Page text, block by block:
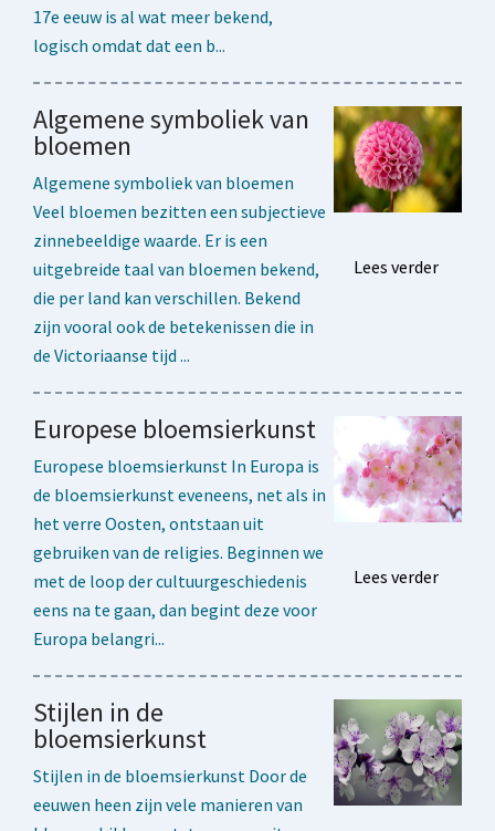
17e eeuw is al wat meer bekend,
logisch omdat dat een b...
Algemene symboliek van
bloemen
Algemene symboliek van bloemen
Veel bloemen bezitten een subjectieve
zinnebeeldige waarde. Er is een
uitgebreide taal van bloemen bekend,
die per land kan verschillen. Bekend
zijn vooral ook de betekenissen die in
de Victoriaanse tijd ...
Lees verder
Europese bloemsierkunst
Europese bloemsierkunst In Europa is
de bloemsierkunst eveneens, net als in
het verre Oosten, ontstaan uit
gebruiken van de religies. Beginnen we
met de loop der cultuurgeschiedenis
eens na te gaan, dan begint deze voor
Europa belangri...
Lees verder
Stijlen in de
bloemsierkunst
Stijlen in de bloemsierkunst Door de
eeuwen heen zijn vele manieren van